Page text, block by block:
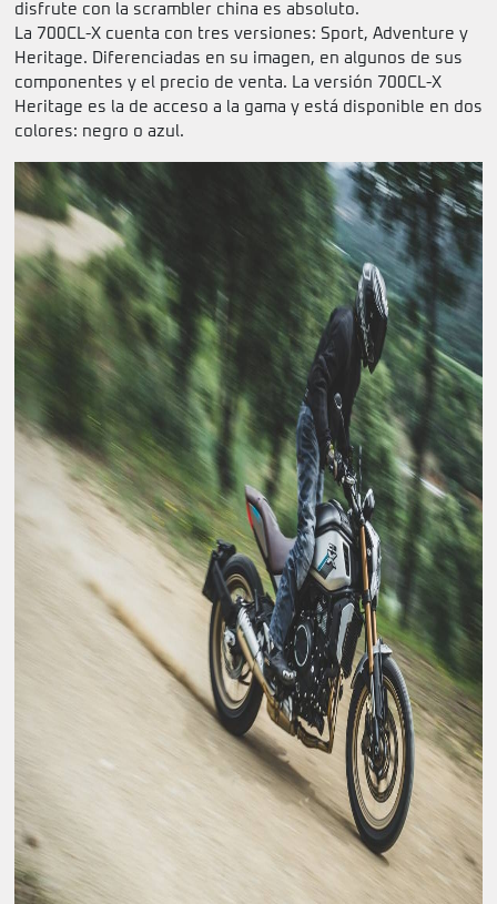
disfrute con la scrambler china es absoluto.
La 700CL-X cuenta con tres versiones: Sport, Adventure y
Heritage. Diferenciadas en su imagen, en algunos de sus
componentes y el precio de venta. La versión 700CL-X
Heritage es la de acceso a la gama y está disponible en dos
colores: negro o azul.